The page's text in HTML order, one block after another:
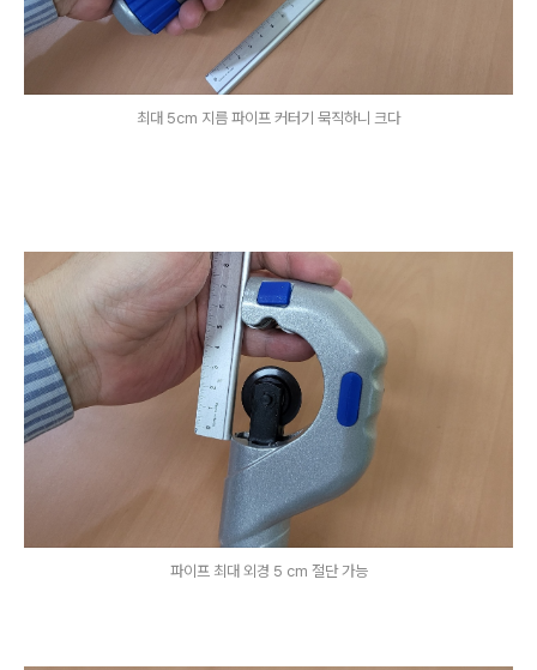
최대 5cm 지름 파이프 커터기 묵직하니 크다
파이프 최대 외경 5 cm 절단 가능